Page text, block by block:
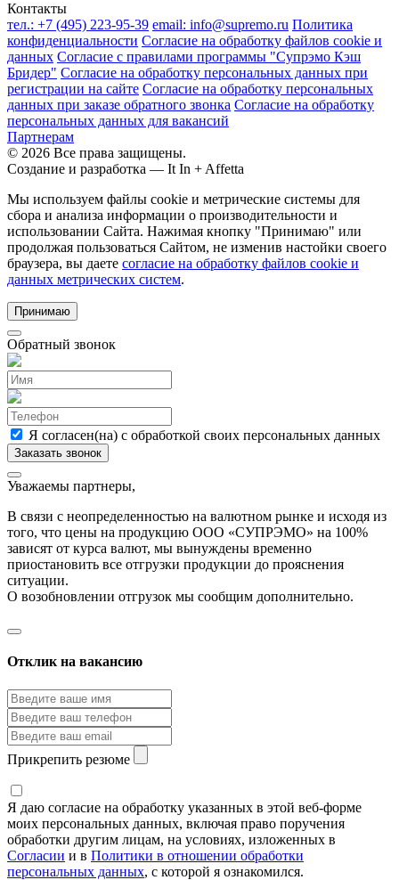
Контакты
тел.: +7 (495) 223-95-39 email: info@supremo.ru Политика
конфиденциальности Согласие на обработку файлов cookie и
данных Согласие с правилами программы "Супрэмо Кэш
Бридер" Согласие на обработку персональных данных при
регистрации на сайте Согласие на обработку персональных
данных при заказе обратного звонка Согласие на обработку
персональных данных для вакансий
Партнерам
© 2026 Все права защищены.
Создание и разработка — It In + Affetta
Мы используем файлы cookie и метрические системы для
сбора и анализа информации о производительности и
использовании Сайта. Нажимая кнопку "Принимаю" или
продолжая пользоваться Сайтом, не изменив настойки своего
браузера, вы даете согласие на обработку файлов cookie и
данных метрических систем.
Принимаю
Обратный звонок
Я согласен(на) с обработкой своих персональных данных
Уважаемы партнеры,
В связи с неопределенностью на валютном рынке и исходя из
того, что цены на продукцию ООО «СУПРЭМО» на 100%
зависят от курса валют, мы вынуждены временно
приостановить все отгрузки продукции до прояснения
ситуации.
О возобновлении отгрузок мы сообщим дополнительно.
Отклик на вакансию
Прикрепить резюме
Я даю согласие на обработку указанных в этой веб-форме
моих персональных данных, включая право поручения
обработки другим лицам, на условиях, изложенных в
Согласии и в Политики в отношении обработки
персональных данных, с которой я ознакомился.